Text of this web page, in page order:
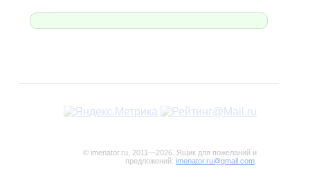
© imenator.ru, 2011—2026. Ящик для пожеланий и
предложений:imenator.ru@gmail.com